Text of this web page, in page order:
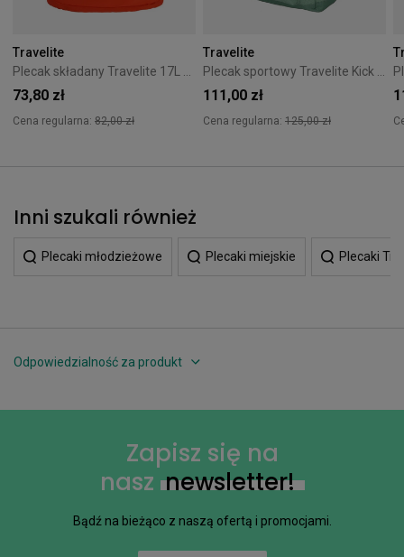
Travelite
73,80 zł
Cena regularna: 82,00 zł
Travelite
111,00 zł
Cena regularna: 125,00 zł
Inni szukali również
Plecaki młodzieżowe Plecaki miejskie Plecaki
Odpowiedzialność za produkt
Zapisz się na
nasz newsletter!
Bądź na bieżąco z naszą ofertą i promocjami.